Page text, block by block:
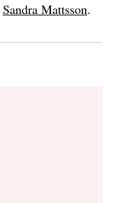
Sandra Mattsson.